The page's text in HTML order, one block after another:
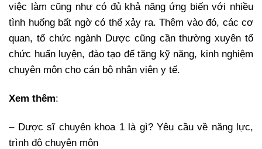
việc làm cũng như có đủ khả năng ứng biến với nhiều
tình huống bất ngờ có thể xảy ra. Thêm vào đó, các cơ
quan, tổ chức ngành Dược cũng cần thường xuyên tổ
chức huấn luyện, đào tạo để tăng kỹ năng, kinh nghiệm
chuyên môn cho cán bộ nhân viên y tế.
Xem thêm:
– Dược sĩ chuyên khoa 1 là gì? Yêu cầu về năng lực,
trình độ chuyên môn